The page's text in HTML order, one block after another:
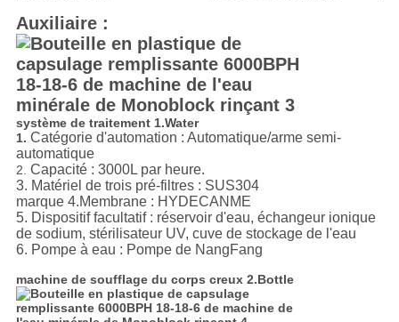
Auxiliaire :
système de traitement 1.Water
1. Catégorie d'automation : Automatique/arme semi-
automatique
2. Capacité : 3000L par heure.
3. Matériel de trois pré-filtres : SUS304
marque 4.Membrane : HYDECANME
5. Dispositif facultatif : réservoir d'eau, échangeur ionique
de sodium, stérilisateur UV, cuve de stockage de l'eau
6. Pompe à eau : Pompe de NangFang
machine de soufflage du corps creux 2.Bottle